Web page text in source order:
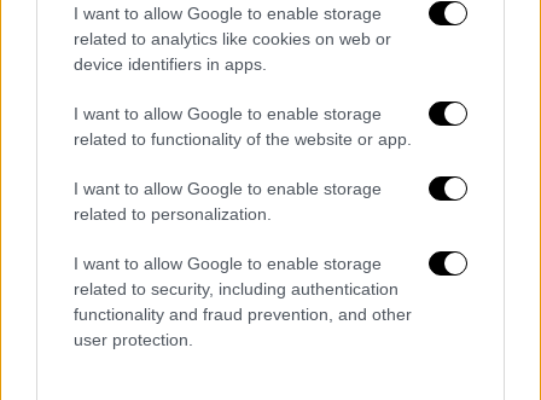
I want to allow Google to enable storage
related to analytics like cookies on web or
device identifiers in apps.
I want to allow Google to enable storage
related to functionality of the website or app.
I want to allow Google to enable storage
related to personalization.
I want to allow Google to enable storage
related to security, including authentication
functionality and fraud prevention, and other
user protection.
στους αστυνομικούς ότι η γυναίκα ήταν
συνοδηγός στο αυτοκίνητο και ότι, ενώ το
όχημα βρισκόταν σε κίνηση,
του συνοδηγού με αποτέλεσμα να πέσει στο
οδόστρωμα.
Ωστόσο, η εικόνα αυτή φαίνεται να
ανατρέπεται από τα στοιχεία που
συγκεντρώθηκαν από την ΕΛ.ΑΣ. στη
συνέχεια. Από την προανάκριση προκύπτει
ότι η γυναίκα φέρεται να παρασύρθηκε από
το όχημα, στοιχείο που πλέον βρίσκεται στο